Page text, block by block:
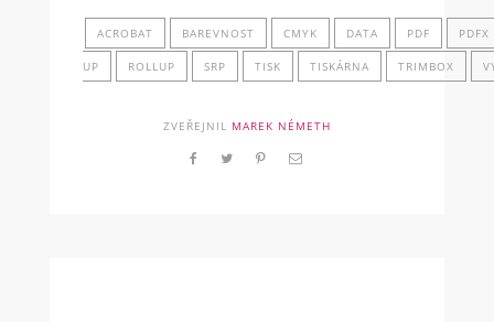
ACROBAT BAREVNOST CMYK DATA PDF PDFX
UP ROLLUP SRP TISK TISKÁRNA TRIMBOX
ZVEŘEJNIL MAREK NÉMETH